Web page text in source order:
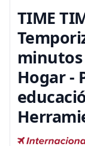
TIME
minutos
Hogar -